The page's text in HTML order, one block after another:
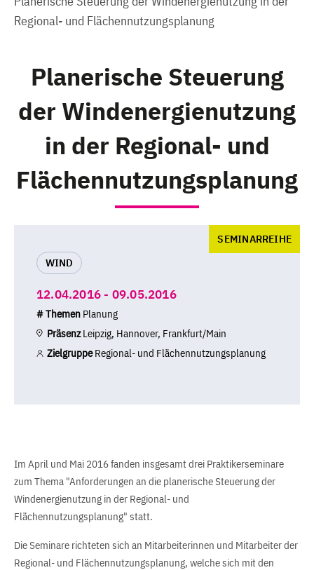
Regional- und Flächennutzungsplanung
Planerische Steuerung
der Windenergienutzung
in der Regional- und
Flächennutzungsplanung
SEMINARREIHE
WIND
12.04.2016 - 09.05.2016
# Themen Planung
PräsenzLeipzig, Hannover, Frankfurt/Main
ZielgruppeRegional- und Flächennutzungsplanung
Im April und Mai 2016 fanden insgesamt drei Praktikerseminare
zum Thema "Anforderungen an die planerische Steuerung der
Windenergienutzung in der Regional- und
Flächennutzungsplanung" statt.
Die Seminare richteten sich an Mitarbeiterinnen und Mitarbeiter der
Regional- und Flächennutzungsplanung, welche sich mit den